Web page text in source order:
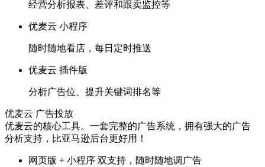
经营分析报表、差评和跟卖监控等
优麦云 小程序
随时随地看店，每日定时推送
优麦云 插件版
分析广告位、提升关键词排名等
优麦云 广告投放
优麦云的核心工具。一套完整的广告系统，拥有强大的广告
分析支持，比亚马逊后台更好用！
网页版 + 小程序 双支持，随时随地调广告